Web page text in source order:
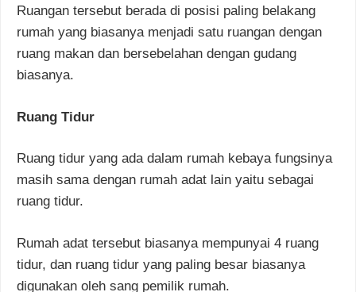
Ruangan tersebut berada di posisi paling belakang
rumah yang biasanya menjadi satu ruangan dengan
ruang makan dan bersebelahan dengan gudang
biasanya.
Ruang Tidur
Ruang tidur yang ada dalam rumah kebaya fungsinya
masih sama dengan rumah adat lain yaitu sebagai
ruang tidur.
Rumah adat tersebut biasanya mempunyai 4 ruang
tidur, dan ruang tidur yang paling besar biasanya
digunakan oleh sang pemilik rumah.